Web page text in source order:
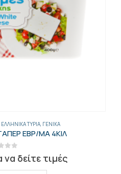
ΕΛΛΗΝΙΚΆ ΤΥΡΙΆ, ΓΕΝΙΚΑ
ΕΒΡ/ΜΑ 4ΚΙΛ
να δείτε τιμές